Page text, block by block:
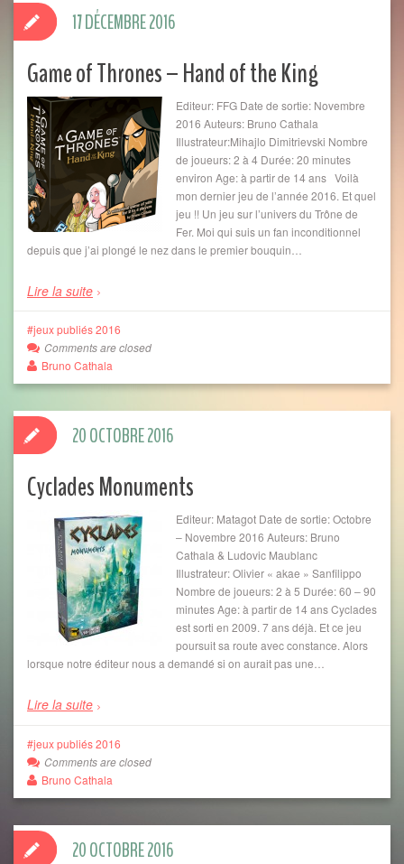
Game of Thrones – Hand of the King
Editeur: FFG Date de sortie: Novembre
2016 Auteurs: Bruno Cathala
Illustrateur:Mihajlo Dimitrievski Nombre
de joueurs: 2 à 4 Durée: 20 minutes
environ Age: à partir de 14 ans Voilà
mon dernier jeu de l’année 2016. Et quel
jeu !! Un jeu sur l’univers du Trône de
Fer. Moi qui suis un fan inconditionnel
depuis que j’ai plongé le nez dans le premier bouquin…
Lire la suite
17 DÉCEMBRE 2016
jeux publiés 2016
Comments are closed
Bruno Cathala
Cyclades Monuments
Editeur: Matagot Date de sortie: Octobre
– Novembre 2016 Auteurs: Bruno
Cathala & Ludovic Maublanc
Illustrateur: Olivier « akae » Sanfilippo
Nombre de joueurs: 2 à 5 Durée: 60 – 90
minutes Age: à partir de 14 ans Cyclades
est sorti en 2009. 7 ans déjà. Et ce jeu
poursuit sa route avec constance. Alors
lorsque notre éditeur nous a demandé si on aurait pas une…
Lire la suite
20 OCTOBRE 2016
jeux publiés 2016
Comments are closed
Bruno Cathala
20 OCTOBRE 2016